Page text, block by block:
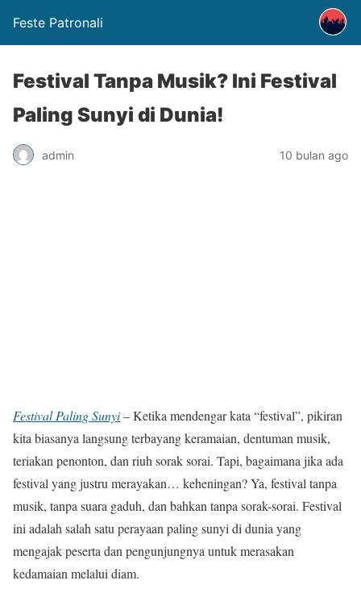
Feste Patronali
Festival Tanpa Musik? Ini Festival
Paling Sunyi di Dunia!
admin 10 bulan ago
Festival Paling Sunyi– Ketika mendengar kata “festival”, pikiran
kita biasanya langsung terbayang keramaian, dentuman musik,
teriakan penonton, dan riuh sorak sorai. Tapi, bagaimana jika ada
festival yang justru merayakan… keheningan? Ya, festival tanpa
musik, tanpa suara gaduh, dan bahkan tanpa sorak-sorai. Festival
ini adalah salah satu perayaan paling sunyi di dunia yang
mengajak peserta dan pengunjungnya untuk merasakan
kedamaian melalui diam.